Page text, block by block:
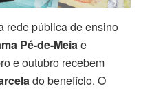
rede pública de ensino
Pé-de-Meiae
e outubro recebem
do benefício. O